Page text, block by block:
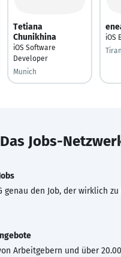
Tetiana
Chunikhina
iOS Software
Developer
Munich
iOS
Jobs-
genau den Job, der wirklich zu
Arbeitgebern und über